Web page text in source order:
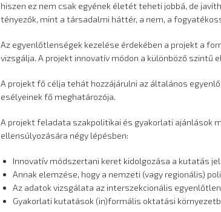
hiszen ez nem csak egyének életét teheti jobbá, de
tényezők, mint a társadalmi háttér, a nem, a
Az egyenlőtlenségek kezelése érdekében a projekt a
vizsgálja. A projekt innovatív módon a különböző szintű
A projekt fő célja tehát hozzájárulni az általános
esélyeinek fő meghatározója.
A projekt feladata szakpolitikai és gyakorlati ajánlások
ellensúlyozására négy lépésben:
Innovatív módszertani keret kidolgozása a kutatás
Annak elemzése, hogy a nemzeti (vagy regionális)
Az adatok vizsgálata az interszekcionális
Gyakorlati kutatások (in)formális oktatási